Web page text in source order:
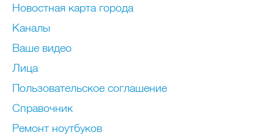
Новостная карта города
Каналы
Ваше видео
Лица
Пользовательское соглашение
Справочник
Ремонт нoутбуков